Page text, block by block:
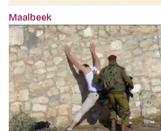
Maalbeek